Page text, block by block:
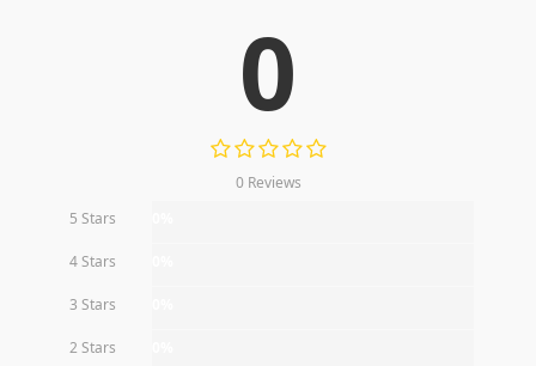
0
0 Reviews
5 Stars
4 Stars
3 Stars
2 Stars